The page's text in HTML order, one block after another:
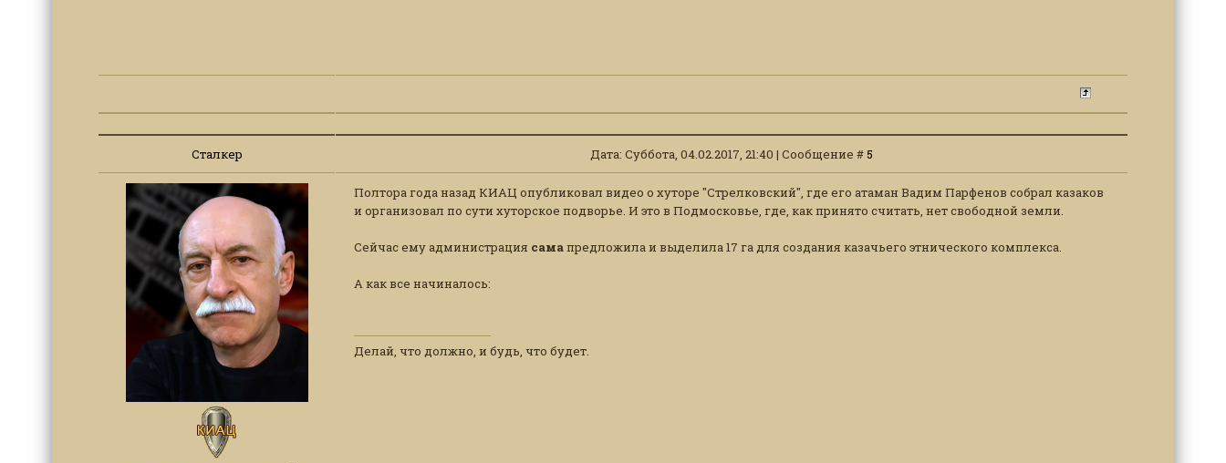
Сталкер Дата: Суббота, 04.02.2017, 21:40 | Сообщение # 5
Полтора года назад КИАЦ опубликовал видео о хуторе "Стрелковский", где его атаман Вадим Парфенов собрал казаков
и организовал по сути хуторское подворье. И это в Подмосковье, где, как принято считать, нет свободной земли.
Сейчас ему администрация самапредложила и выделила 17 га для создания казачьего этнического комплекса.
А как все начиналось:
Делай, что должно, и будь, что будет.